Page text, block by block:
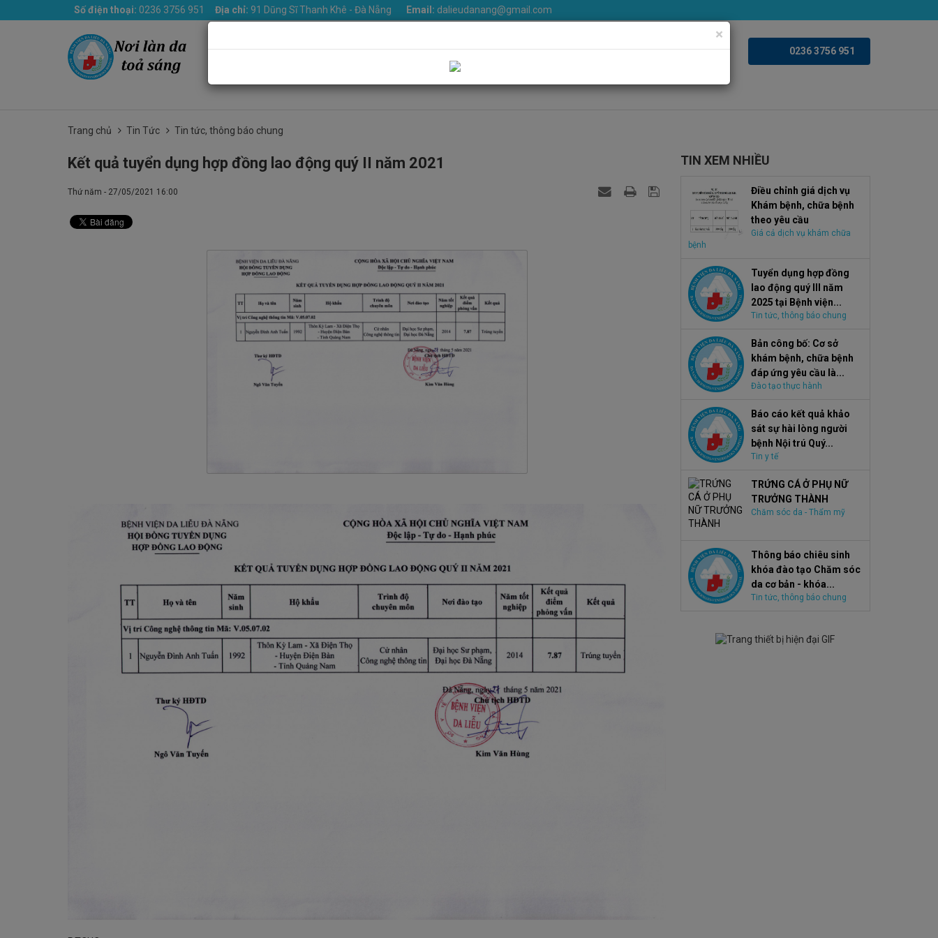
Số điện thoại: 0236 3756 951 Địa chỉ: 91 Dũng Sĩ Thanh Khê - Đà Nẵng Email: dalieudanang@gmail.com
Trang chủ Giới thiệu Khoa phòng Dịch vụ Tin Tức Văn bản Thư viện ảnh Videoclips 0236 3756 951
Trang chủ Tin Tức Tin tức, thông báo chung
Kết quả tuyển dụng hợp đồng lao động quý II năm 2021
Thứ năm - 27/05/2021 16:00
TIN XEM NHIỀU
Điều chỉnh giá dịch vụ
Khám bệnh, chữa bệnh
theo yêu cầu
Giá cả dịch vụ khám chữa
bệnh
Tuyển dụng hợp đồng
lao động quý III năm
2025 tại Bệnh viện...
Tin tức, thông báo chung
Bản công bố: Cơ sở
khám bệnh, chữa bệnh
đáp ứng yêu cầu là...
Đào tạo thực hành
Báo cáo kết quả khảo
sát sự hài lòng người
bệnh Nội trú Quý...
Tin y tế
TRỨNG CÁ Ở PHỤ NỮ
TRƯỞNG THÀNH
Chăm sóc da - Thẩm mỹ
Thông báo chiêu sinh
khóa đào tạo Chăm sóc
da cơ bản - khóa...
Tin tức, thông báo chung
×